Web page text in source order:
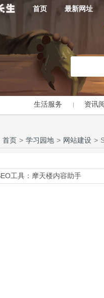
首页 最新网址
生活服务 资讯
首页 > 学习园地 > 网站建设 >